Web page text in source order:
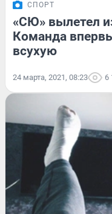
СПОРТ
«СЮ» вылетел
Команда
всухую
24 марта, 2021, 08:23 6